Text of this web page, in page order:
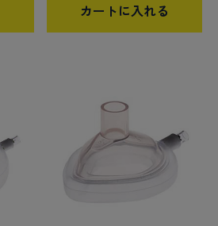
カートに入れる